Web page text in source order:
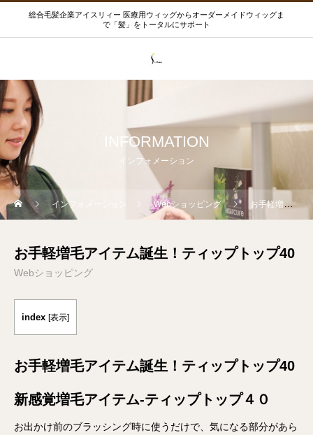
総合毛髪企業アイスリィー 医療用ウィッグからオーダーメイドウィッグま
で「髪」をトータルにサポート
INFORMATION
インフォメーション
インフォメーション Webショッピング お手軽増毛アイテム誕生！ティップトップ40
お手軽増毛アイテム誕生！ティップトップ40
Webショッピング
index [表示]
お手軽増毛アイテム誕生！ティップトップ40
新感覚増毛アイテム-ティップトップ４０
お出かけ前のブラッシング時に使うだけで、気になる部分があら